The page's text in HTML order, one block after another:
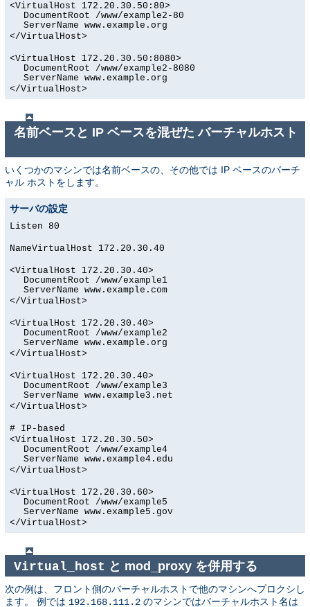
<VirtualHost 172.20.30.50:80>
DocumentRoot /www/example2-80
ServerName www.example.org
</VirtualHost>
<VirtualHost 172.20.30.50:8080>
DocumentRoot /www/example2-8080
ServerName www.example.org
</VirtualHost>
名前ベースと IP ベースを混ぜた バーチャルホスト
いくつかのマシンでは名前ベースの、その他では IP ベースのバーチ
ャル ホストをします。
サーバの設定
Listen 80
NameVirtualHost 172.20.30.40
<VirtualHost 172.20.30.40>
DocumentRoot /www/example1
ServerName www.example.com
</VirtualHost>
<VirtualHost 172.20.30.40>
DocumentRoot /www/example2
ServerName www.example.org
</VirtualHost>
<VirtualHost 172.20.30.40>
DocumentRoot /www/example3
ServerName www.example3.net
</VirtualHost>
# IP-based
<VirtualHost 172.20.30.50>
DocumentRoot /www/example4
ServerName www.example4.edu
</VirtualHost>
<VirtualHost 172.20.30.60>
DocumentRoot /www/example5
ServerName www.example5.gov
</VirtualHost>
Virtual_host と mod_proxy を併用する
次の例は、フロント側のバーチャルホストで他のマシンへプロクシし
ます。 例では 192.168.111.2 のマシンではバーチャルホスト名は